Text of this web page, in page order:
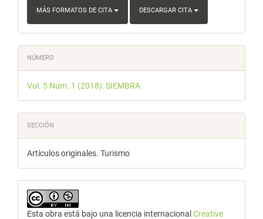
MÁS FORMATOS DE CITA DESCARGAR CITA
NÚMERO
Vol. 5 Núm. 1 (2018): SIEMBRA
SECCIÓN
Artículos originales. Turismo
Esta obra está bajo una licencia internacional Creative